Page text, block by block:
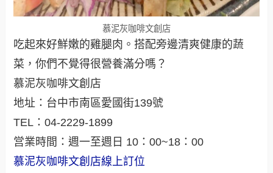
慕泥灰咖啡文創店
吃起來好鮮嫩的雞腿肉。搭配旁邊清爽健康的蔬
菜，你們不覺得很營養滿分嗎？
慕泥灰咖啡文創店
地址：台中市南區愛國街139號
TEL：04-2229-1899
営業時間：週一至週日 10：00~18：00
慕泥灰咖啡文創店線上訂位